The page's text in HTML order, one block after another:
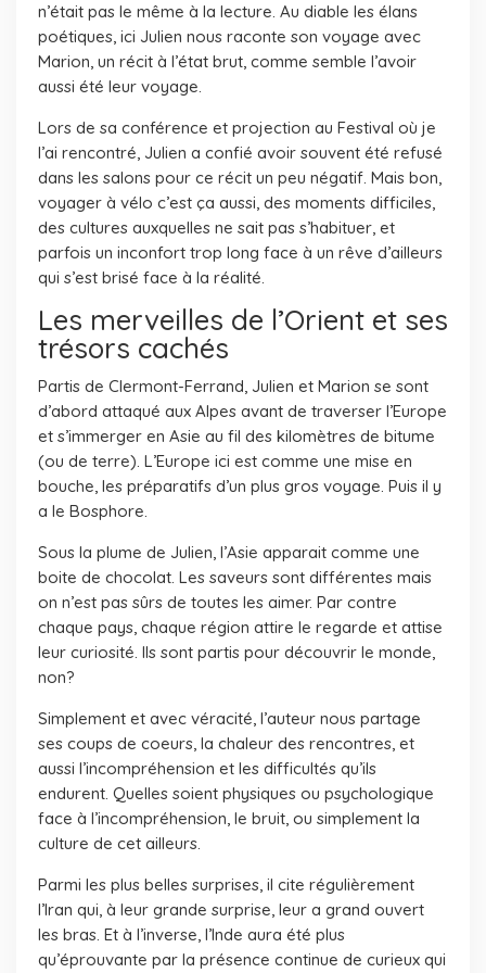
n’était pas le même à la lecture. Au diable les élans
poétiques, ici Julien nous raconte son voyage avec
Marion, un récit à l’état brut, comme semble l’avoir
aussi été leur voyage.
Lors de sa conférence et projection au Festival où je
l’ai rencontré, Julien a confié avoir souvent été refusé
dans les salons pour ce récit un peu négatif. Mais bon,
voyager à vélo c’est ça aussi, des moments difficiles,
des cultures auxquelles ne sait pas s’habituer, et
parfois un inconfort trop long face à un rêve d’ailleurs
qui s’est brisé face à la réalité.
Les merveilles de l’Orient et ses
trésors cachés
Partis de Clermont-Ferrand, Julien et Marion se sont
d’abord attaqué aux Alpes avant de traverser l’Europe
et s’immerger en Asie au fil des kilomètres de bitume
(ou de terre). L’Europe ici est comme une mise en
bouche, les préparatifs d’un plus gros voyage. Puis il y
a le Bosphore.
Sous la plume de Julien, l’Asie apparait comme une
boite de chocolat. Les saveurs sont différentes mais
on n’est pas sûrs de toutes les aimer. Par contre
chaque pays, chaque région attire le regarde et attise
leur curiosité. Ils sont partis pour découvrir le monde,
non?
Simplement et avec véracité, l’auteur nous partage
ses coups de coeurs, la chaleur des rencontres, et
aussi l’incompréhension et les difficultés qu’ils
endurent. Quelles soient physiques ou psychologique
face à l’incompréhension, le bruit, ou simplement la
culture de cet ailleurs.
Parmi les plus belles surprises, il cite régulièrement
l’Iran qui, à leur grande surprise, leur a grand ouvert
les bras. Et à l’inverse, l’Inde aura été plus
qu’éprouvante par la présence continue de curieux qui